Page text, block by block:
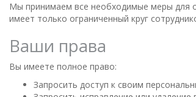
Мы принимаем все необходимые меры для
имеет только ограниченный круг
Ваши права
Вы имеете полное право:
Запросить доступ к своим